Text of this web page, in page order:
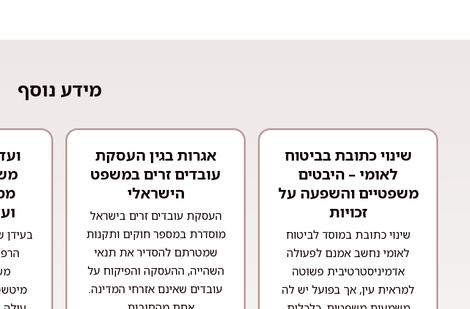
מידע נוסף
שינוי כתובת בביטוח
לאומי – היבטים
משפטיים והשפעה על
זכויות
שינוי כתובת במוסד לביטוח
לאומי נחשב אמנם לפעולה
אדמיניסטרטיבית פשוטה
למראית עין, אך בפועל יש לה
אגרות בגין העסקת
עובדים זרים במשפט
הישראלי
העסקת עובדים זרים בישראל
מוסדרת במספר חוקים ותקנות
שמטרתם להסדיר את תנאי
השהייה, ההעסקה והפיקוח על
עובדים שאינם אזרחי המדינה.
בעידן